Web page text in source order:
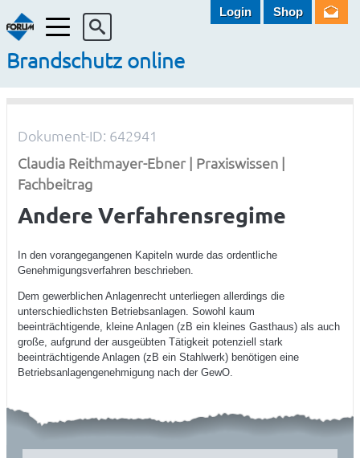
Menü
Brandschutz online
Login Shop
Dokument-ID: 642941
Claudia Reithmayer-Ebner | Praxiswissen |
Fachbeitrag
Andere Verfahrensregime
In den vorangegangenen Kapiteln wurde das ordentliche
Genehmigungsverfahren beschrieben.
Dem gewerblichen Anlagenrecht unterliegen allerdings die
unterschiedlichsten Betriebsanlagen. Sowohl kaum
beeinträchtigende, kleine Anlagen (zB ein kleines Gasthaus) als auch
große, aufgrund der ausgeübten Tätigkeit potenziell stark
beeinträchtigende Anlagen (zB ein Stahlwerk) benötigen eine
Betriebsanlagengenehmigung nach der GewO.